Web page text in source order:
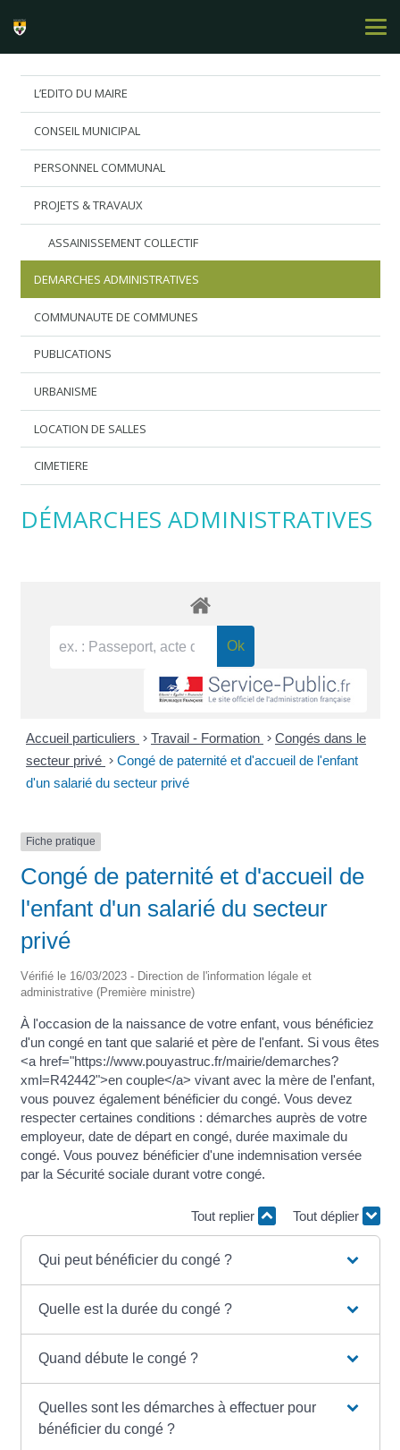
L’EDITO DU MAIRE
CONSEIL MUNICIPAL
PERSONNEL COMMUNAL
PROJETS & TRAVAUX
ASSAINISSEMENT COLLECTIF
DEMARCHES ADMINISTRATIVES
COMMUNAUTE DE COMMUNES
PUBLICATIONS
URBANISME
LOCATION DE SALLES
CIMETIERE
DÉMARCHES ADMINISTRATIVES
Accueil particuliers > Travail - Formation > Congés dans le
secteur privé > Congé de paternité et d'accueil de l'enfant
d'un salarié du secteur privé
Fiche pratique
Congé de paternité et d'accueil de
l'enfant d'un salarié du secteur
privé
Vérifié le 16/03/2023 - Direction de l'information légale et
administrative (Première ministre)
À l'occasion de la naissance de votre enfant, vous bénéficiez
d'un congé en tant que salarié et père de l'enfant. Si vous êtes
<a href="https://www.pouyastruc.fr/mairie/demarches?
xml=R42442">en couple</a> vivant avec la mère de l'enfant,
vous pouvez également bénéficier du congé. Vous devez
respecter certaines conditions : démarches auprès de votre
employeur, date de départ en congé, durée maximale du
congé. Vous pouvez bénéficier d'une indemnisation versée
par la Sécurité sociale durant votre congé.
Tout replier Tout déplier
Qui peut bénéficier du congé ?
Quelle est la durée du congé ?
Quand débute le congé ?
Quelles sont les démarches à effectuer pour
bénéficier du congé ?